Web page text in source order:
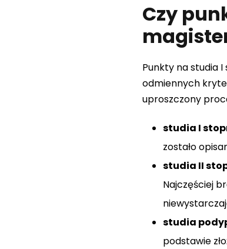
Czy
Punkty na studia
odmiennych
uproszczony
studia I
zostało
studia II
Najczęściej
studia
podstawie